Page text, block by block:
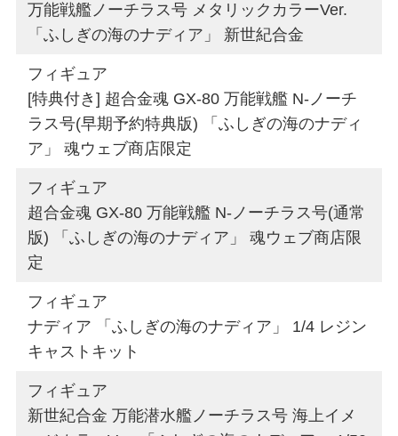
万能戦艦ノーチラス号 メタリックカラーVer.
「ふしぎの海のナディア」 新世紀合金
フィギュア
[特典付き] 超合金魂 GX-80 万能戦艦 Ν-ノーチ
ラス号(早期予約特典版) 「ふしぎの海のナディ
ア」 魂ウェブ商店限定
フィギュア
超合金魂 GX-80 万能戦艦 Ν-ノーチラス号(通常
版) 「ふしぎの海のナディア」 魂ウェブ商店限
定
フィギュア
ナディア 「ふしぎの海のナディア」 1/4 レジン
キャストキット
フィギュア
新世紀合金 万能潜水艦ノーチラス号 海上イメ